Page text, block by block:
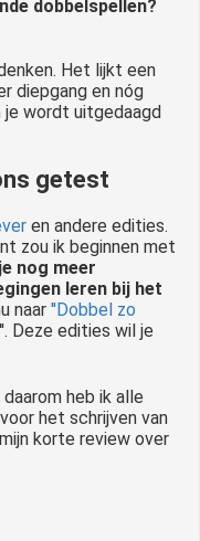
dobbelspellen?
Het lijkt een
diepgang en nóg
je wordt uitgedaagd
getest
en andere edities.
zou ik beginnen met
nog meer
leren bij het
naar ''Dobbel zo
Deze edities wil je
heb ik alle
het schrijven van
korte review over